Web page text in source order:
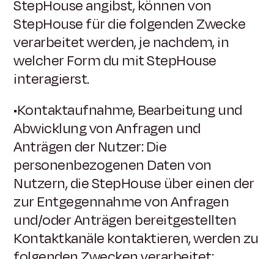
StepHouse angibst, können von
StepHouse für die folgenden Zwecke
verarbeitet werden, je nachdem, in
welcher Form du mit StepHouse
interagierst.
•Kontaktaufnahme, Bearbeitung und
Abwicklung von Anfragen und
Anträgen der Nutzer: Die
personenbezogenen Daten von
Nutzern, die StepHouse über einen der
zur Entgegennahme von Anfragen
und/oder Anträgen bereitgestellten
Kontaktkanäle kontaktieren, werden zu